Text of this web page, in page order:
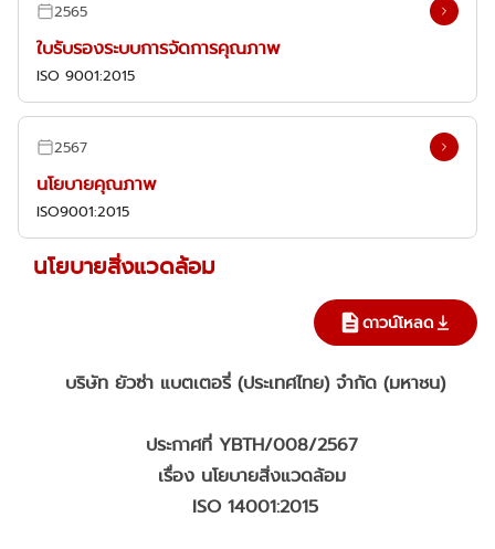
2565
ใบรับรองระบบการจัดการคุณภาพ
ISO 9001:2015
2567
นโยบายคุณภาพ
ISO9001:2015
นโยบายสิ่งแวดล้อม
ดาวน์โหลด
บริษัท ยัวซ่า แบตเตอรี่ (ประเทศไทย) จำกัด (มหาชน)
ประกาศที่ YBTH/008/2567
เรื่อง นโยบายสิ่งแวดล้อม
ISO 14001:2015